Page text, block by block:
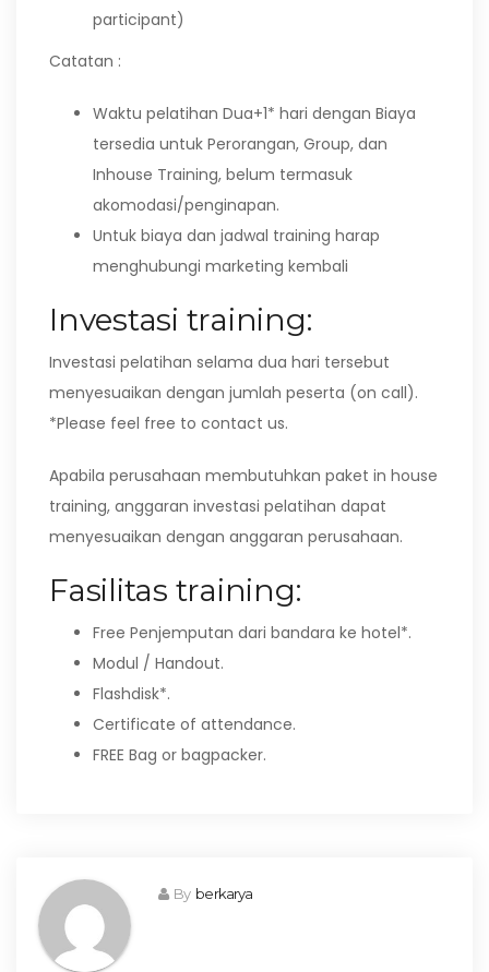
participant)
Catatan :
Waktu pelatihan Dua+1* hari dengan Biaya
tersedia untuk Perorangan, Group, dan
Inhouse Training, belum termasuk
akomodasi/penginapan.
Untuk biaya dan jadwal training harap
menghubungi marketing kembali
Investasi training:
Investasi pelatihan selama dua hari tersebut
menyesuaikan dengan jumlah peserta (on call).
*Please feel free to contact us.
Apabila perusahaan membutuhkan paket in house
training, anggaran investasi pelatihan dapat
menyesuaikan dengan anggaran perusahaan.
Fasilitas training:
Free Penjemputan dari bandara ke hotel*.
Modul / Handout.
Flashdisk*.
Certificate of attendance.
FREE Bag or bagpacker.
By berkarya